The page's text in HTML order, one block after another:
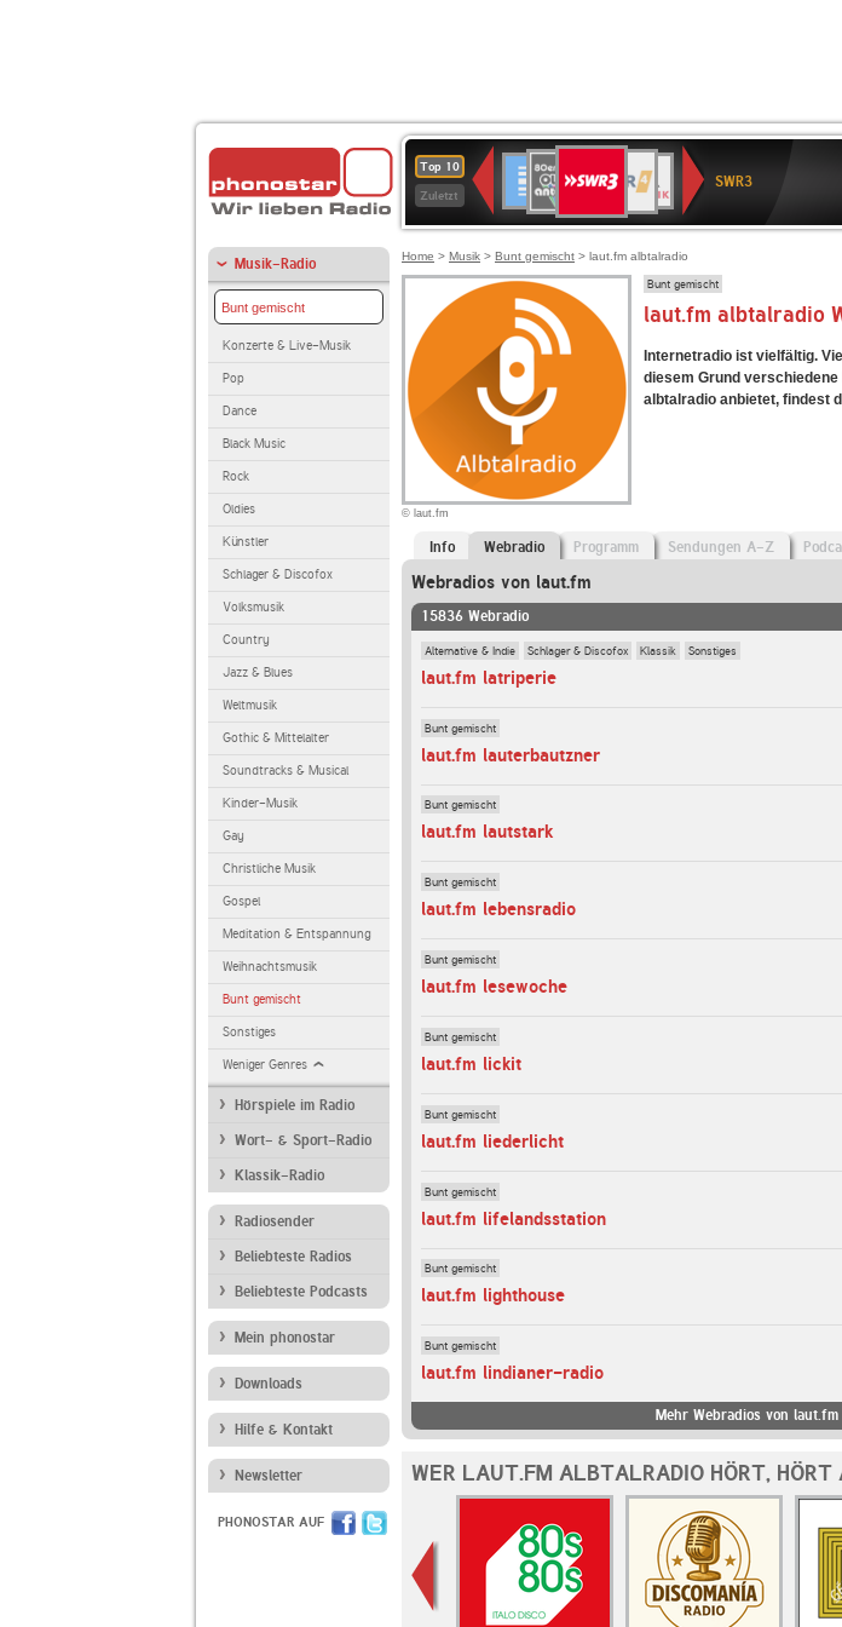
Top 10
Zuletzt
Deutschlandfunk
80er
90er
OLDIE
ANTENNE
4
KLASSIK
SWR
Kultur
NDR
2
SWR3
Musik-Radio
Bunt gemischt
Konzerte & Live-Musik
Pop
Dance
Black Music
Rock
Oldies
Künstler
Schlager & Discofox
Volksmusik
Country
Jazz & Blues
Weltmusik
Gothic & Mittelalter
Soundtracks & Musical
Kinder-Musik
Gay
Christliche Musik
Gospel
Meditation & Entspannung
Weihnachtsmusik
Bunt gemischt
Sonstiges
Weniger Genres
Hörspiele im Radio
Wort- & Sport-Radio
Klassik-Radio
Radiosender
Beliebteste Radios
Beliebteste Podcasts
Mein phonostar
Downloads
Hilfe & Kontakt
Newsletter
PHONOSTAR AUF
Home > Musik > Bunt gemischt > laut.fm albtalradio
© laut.fm
Bunt gemischt
laut.fm albtalradio
Internetradio ist vielfältig.
diesem Grund
albtalradio anbietet, findest
Info Webradio Programm Sendungen A-Z
Webradios von laut.fm
15836 Webradio
Alternative & Indie Schlager & Discofox Klassik Sonstiges
laut.fm latriperie
Bunt gemischt
laut.fm lauterbautzner
Bunt gemischt
laut.fm lautstark
Bunt gemischt
laut.fm lebensradio
Bunt gemischt
laut.fm lesewoche
Bunt gemischt
laut.fm lickit
Bunt gemischt
laut.fm liederlicht
Bunt gemischt
laut.fm lifelandsstation
Bunt gemischt
laut.fm lighthouse
Bunt gemischt
laut.fm lindianer-radio
Mehr Webradios von laut.fm
WER LAUT.FM ALBTALRADIO HÖRT, HÖRT